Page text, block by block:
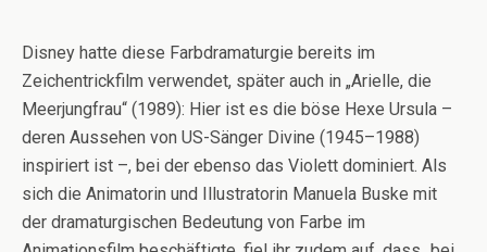
Disney hatte diese Farbdramaturgie bereits im
Zeichentrickfilm verwendet, später auch in „Arielle, die
Meerjungfrau“ (1989): Hier ist es die böse Hexe Ursula –
deren Aussehen von US-Sänger Divine (1945–1988)
inspiriert ist –, bei der ebenso das Violett dominiert. Als
sich die Animatorin und Illustratorin Manuela Buske mit
der dramaturgischen Bedeutung von Farbe im